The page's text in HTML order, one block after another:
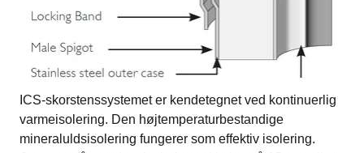
ICS-skorstenssystemet er kendetegnet ved kontinuerlig
varmeisolering. Den højtemperaturbestandige
mineraluldsisolering fungerer som effektiv isolering.